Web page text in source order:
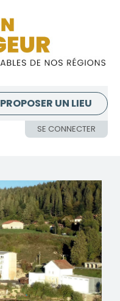
SE CONNECTER
PROPOSER UN LIEU